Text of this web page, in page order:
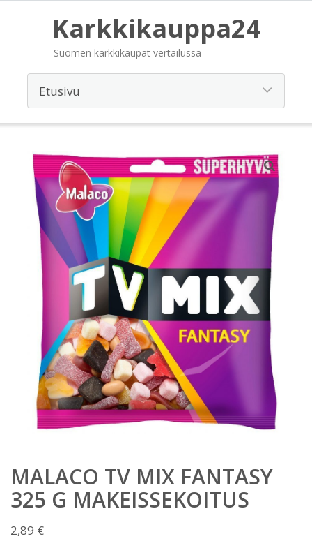
Karkkikauppa24
Suomen karkkikaupat vertailussa
MALACO TV MIX FANTASY
325 G MAKEISSEKOITUS
2,89 €